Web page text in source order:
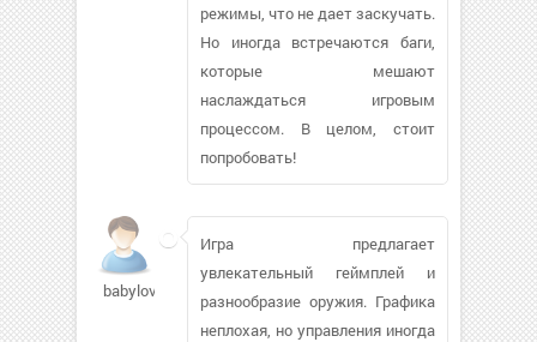
режимы, что не дает заскучать.
Но иногда встречаются баги,
которые мешают
наслаждаться игровым
процессом. В целом, стоит
попробовать!
babylove01149
Игра предлагает
увлекательный геймплей и
разнообразие оружия. Графика
неплохая, но управления иногда